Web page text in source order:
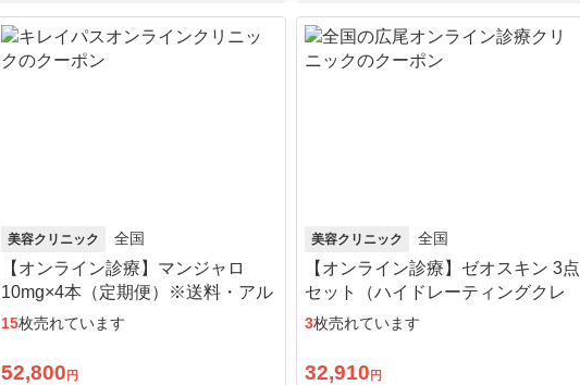
美容クリニック 全国
【オンライン診療】マンジャロ
10mg×4本（定期便）※送料・アル
コール綿・診察料込
15枚売れています
52,800 円
美容クリニック 全国
【オンライン診療】ゼオスキン 3点
セット（ハイドレーティングクレ
ンザー＋バランサートナー＋デイ
3枚売れています
32,910 円